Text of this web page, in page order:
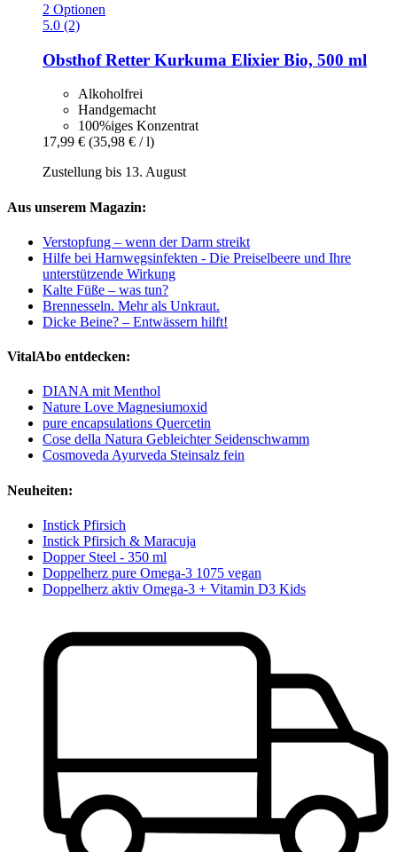
2 Optionen
5.0 (2)
Obsthof Retter Kurkuma Elixier Bio, 500 ml
Alkoholfrei
Handgemacht
100%iges Konzentrat
17,99 € (35,98 € / l)
Zustellung bis 13. August
Aus unserem Magazin:
Verstopfung – wenn der Darm streikt
Hilfe bei Harnwegsinfekten - Die Preiselbeere und Ihre
unterstützende Wirkung
Kalte Füße – was tun?
Brennesseln. Mehr als Unkraut.
Dicke Beine? – Entwässern hilft!
VitalAbo entdecken:
DIANA mit Menthol
Nature Love Magnesiumoxid
pure encapsulations Quercetin
Cose della Natura Gebleichter Seidenschwamm
Cosmoveda Ayurveda Steinsalz fein
Neuheiten:
Instick Pfirsich
Instick Pfirsich & Maracuja
Dopper Steel - 350 ml
Doppelherz pure Omega-3 1075 vegan
Doppelherz aktiv Omega-3 + Vitamin D3 Kids